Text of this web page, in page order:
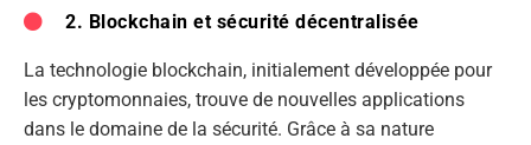
2. Blockchain et sécurité décentralisée
La technologie blockchain, initialement développée pour
les cryptomonnaies, trouve de nouvelles applications
dans le domaine de la sécurité. Grâce à sa nature